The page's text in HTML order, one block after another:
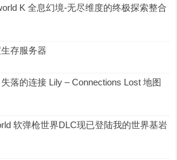
K 全息幻境-无尽维度的终极探索整合
存服务器
落的连接 Lily – Connections Lost 地图
软弹枪世界DLC现已登陆我的世界基岩